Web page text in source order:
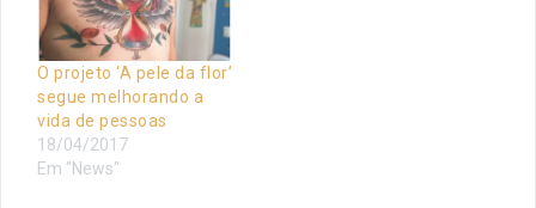
O projeto ‘A pele da flor’
segue melhorando a
vida de pessoas
18/04/2017
Em "News"